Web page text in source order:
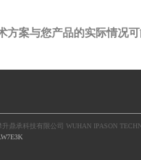
方案与您产品的实际情况
鼎承科技有限公司 WUHAN IPASON